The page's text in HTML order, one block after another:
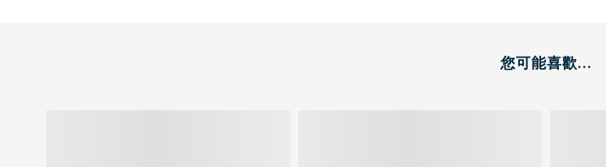
您可能喜歡...